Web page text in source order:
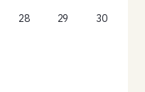
28 29 30